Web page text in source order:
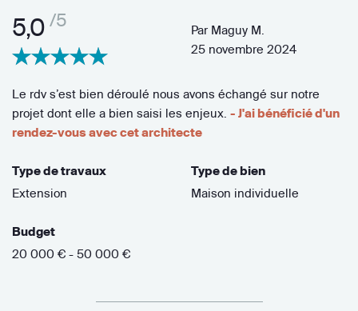
5,0 /5 Par Maguy M.
25 novembre 2024
Le rdv s’est bien déroulé nous avons échangé sur notre
projet dont elle a bien saisi les enjeux. - J'ai bénéficié d'un
rendez-vous avec cet architecte
Type de travaux
Extension
Type de bien
Maison individuelle
Budget
20 000 € - 50 000 €